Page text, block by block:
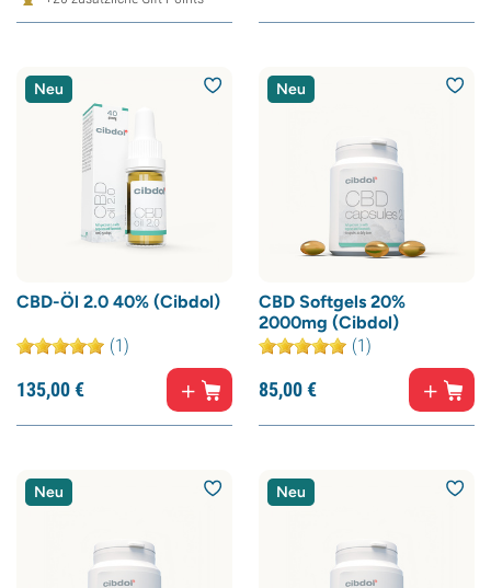
Neu
CBD-Öl 2.0 40% (Cibdol)
(1)
135,00€
Neu
CBD Softgels 20%
2000mg (Cibdol)
(1)
85,00€
Neu Neu